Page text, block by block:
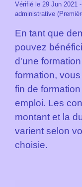
Vérifié le 29 Jun 2021
administrative
En tant que
pouvez
d'une
formation,
fin de
emploi. Les
montant et la
varient selon
choisie.